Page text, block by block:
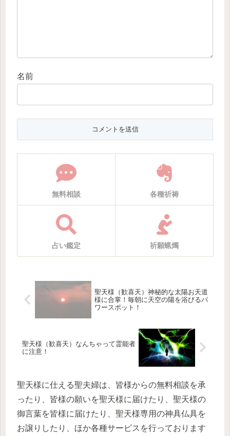
名前
無料相談 各種祈祷
占い鑑定 祈願蝋燭
聖天様（歓喜天）神秘的な太陽お天道
様に合掌！毎朝に天空の陽を浴びるパ
ワースポット！
聖天様（歓喜天）なんちゃって霊能者
に注意！
聖天様に仕える聖夫婦は、皆様からの無料相談を承
ったり、皆様の願いを聖天様に届けたり、聖天様の
御言葉を皆様に届けたり、聖天様専用の神具仏具を
お譲りしたり、ほか各種サービスを行っております